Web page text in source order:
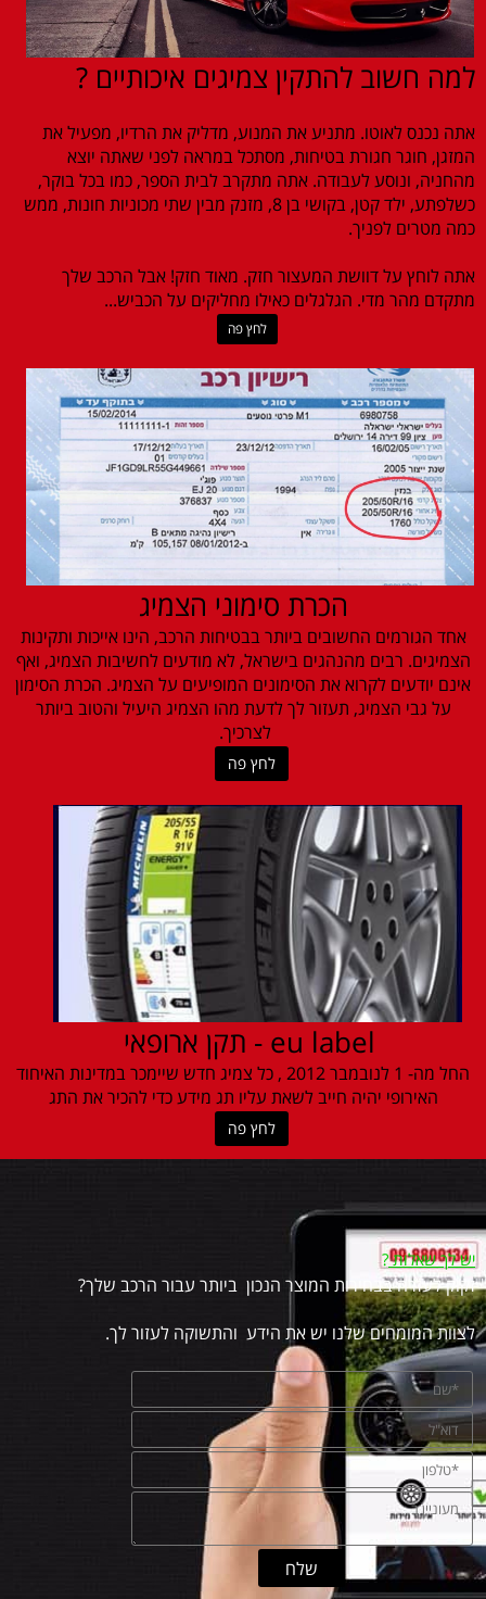
למה חשוב להתקין צמיגים איכותיים ?
אתה נכנס לאוטו. מתניע את המנוע, מדליק את הרדיו, מפעיל את
המזגן, חוגר חגורת בטיחות, מסתכל במראה לפני שאתה יוצא
מהחניה, ונוסע לעבודה. אתה מתקרב לבית הספר, כמו בכל בוקר,
כשלפתע, ילד קטן, בקושי בן 8, מזנק מבין שתי מכוניות חונות, ממש
כמה מטרים לפניך.
אתה לוחץ על דוושת המעצור חזק. מאוד חזק! אבל הרכב שלך
מתקדם מהר מדי. הגלגלים כאילו מחליקים על הכביש...
לחץ פה
הכרת סימוני הצמיג
אחד הגורמים החשובים ביותר בבטיחות הרכב, הינו אייכות ותקינות
הצמיגים. רבים מהנהגים בישראל, לא מודעים לחשיבות הצמיג, ואף
אינם יודעים לקרוא את הסימונים המופיעים על הצמיג. הכרת הסימון
על גבי הצמיג, תעזור לך לדעת מהו הצמיג היעיל והטוב ביותר
לצרכיך.
לחץ פה
eu label - תקן ארופאי
החל מה- 1 לנובמבר 2012 , כל צמיג חדש שיימכר במדינות האיחוד
האירופי יהיה חייב לשאת עליו תג מידע כדי להכיר את התג
לחץ פה
יש לך שאלות?
זקוק לעזרה בבחירות המוצר הנכון ביותר עבור הרכב שלך?
לצוות המומחים שלנו יש את הידע והתשוקה לעזור לך.